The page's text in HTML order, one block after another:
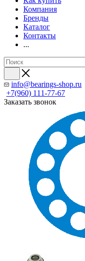
Компания
Бренды
Каталог
Контакты
...
info@bearings-shop.ru
+7(960) 111-77-67
Заказать звонок